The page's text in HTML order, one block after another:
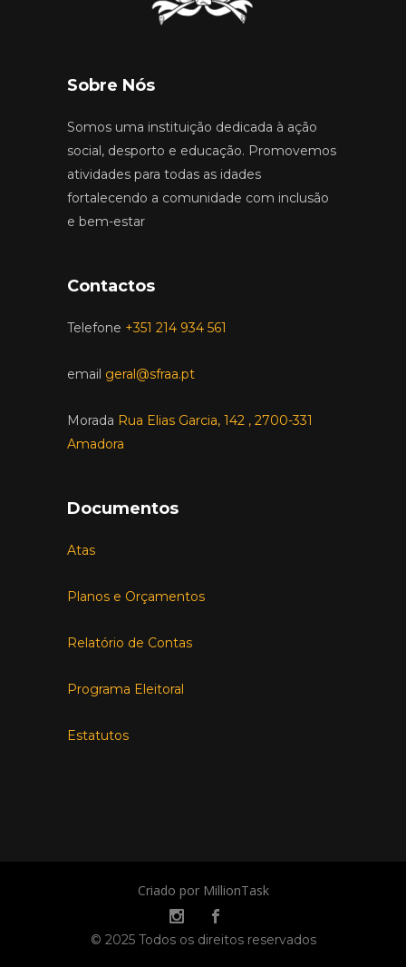
Sobre Nós
Somos uma instituição dedicada à ação
social, desporto e educação. Promovemos
atividades para todas as idades
fortalecendo a comunidade com inclusão
e bem-estar
Contactos
Telefone +351 214 934 561
email geral@sfraa.pt
Morada Rua Elias Garcia, 142 , 2700-331
Amadora
Documentos
Atas
Planos e Orçamentos
Relatório de Contas
Programa Eleitoral
Estatutos
Criado por MillionTask
© 2025 Todos os direitos reservados